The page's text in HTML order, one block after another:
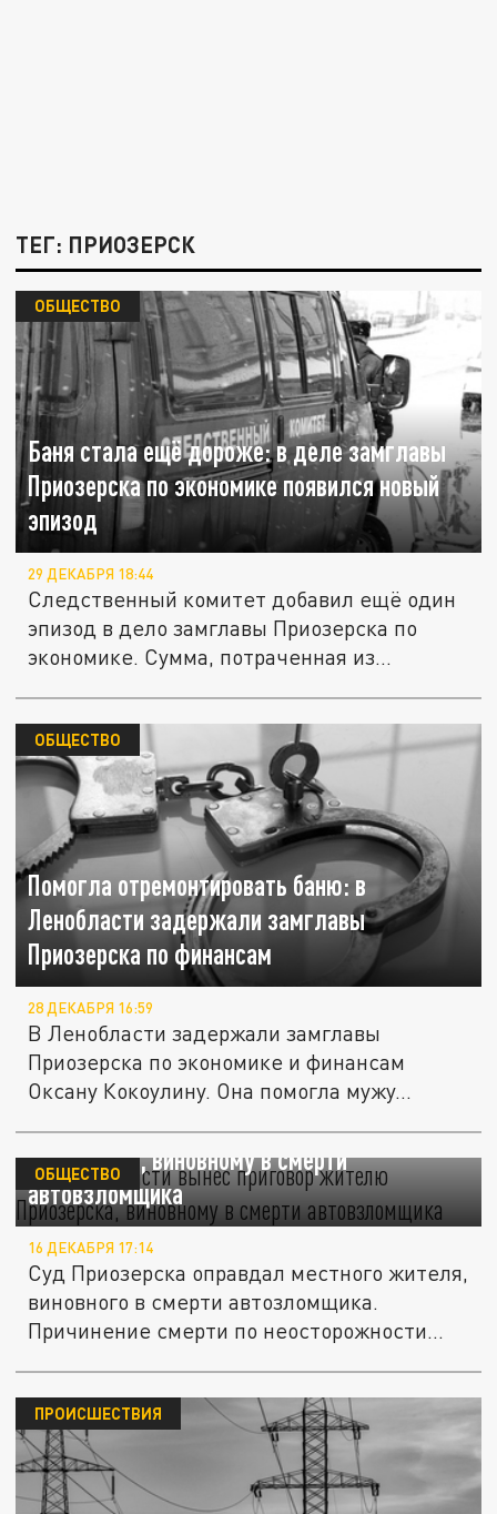
ТЕГ: ПРИОЗЕРСК
Баня стала ещё дороже: в деле замглавы
Приозерска по экономике появился новый
эпизод
ОБЩЕСТВО
29 ДЕКАБРЯ 18:44
Следственный комитет добавил ещё один
эпизод в дело замглавы Приозерска по
экономике. Сумма, потраченная из...
Помогла отремонтировать баню: в
Ленобласти задержали замглавы
Приозерска по финансам
ОБЩЕСТВО
28 ДЕКАБРЯ 16:59
В Ленобласти задержали замглавы
Приозерска по экономике и финансам
Оксану Кокоулину. Она помогла мужу...
Суд Ленобласти вынес приговор жителю
Приозерска, виновному в смерти
автовзломщика
ОБЩЕСТВО
16 ДЕКАБРЯ 17:14
Суд Приозерска оправдал местного жителя,
виновного в смерти автозломщика.
Причинение смерти по неосторожности...
ПРОИСШЕСТВИЯ